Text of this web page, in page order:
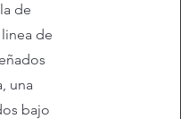
de
de
una
bajo